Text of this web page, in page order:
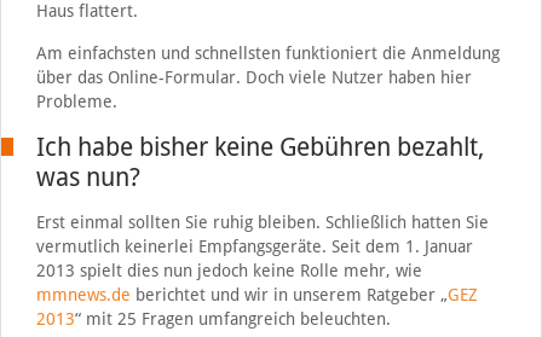
Haus flattert.
Am einfachsten und schnellsten funktioniert die Anmeldung
über das Online-Formular. Doch viele Nutzer haben hier
Probleme.
Ich habe bisher keine Gebühren bezahlt,
was nun?
Erst einmal sollten Sie ruhig bleiben. Schließlich hatten Sie
vermutlich keinerlei Empfangsgeräte. Seit dem 1. Januar
2013 spielt dies nun jedoch keine Rolle mehr, wie
mmnews.de berichtet und wir in unserem Ratgeber „GEZ
2013“ mit 25 Fragen umfangreich beleuchten.